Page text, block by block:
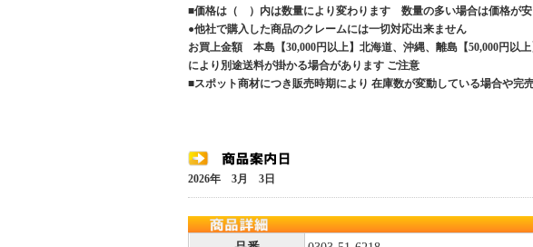
■価格は（ ）内は数量により変わります 数量の多い場合は価格が安
●他社で購入した商品のクレームには一切対応出来ません
お買上金額 本島【30,000円以上】北海道、沖縄、離島【50,000円
により別途送料が掛かる場合があります ご注意
■スポット商材につき販売時期により 在庫数が変動している場合や完
2026年 3月 3日